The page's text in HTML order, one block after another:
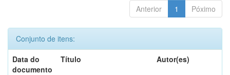
Anterior 1 Póximo
Conjunto de itens:
Data do
documento
Título Autor(es)